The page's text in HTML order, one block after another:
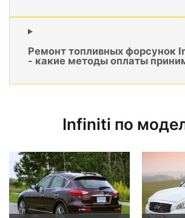
Ремонт топливных форсунок
- какие методы оплаты
Infiniti по